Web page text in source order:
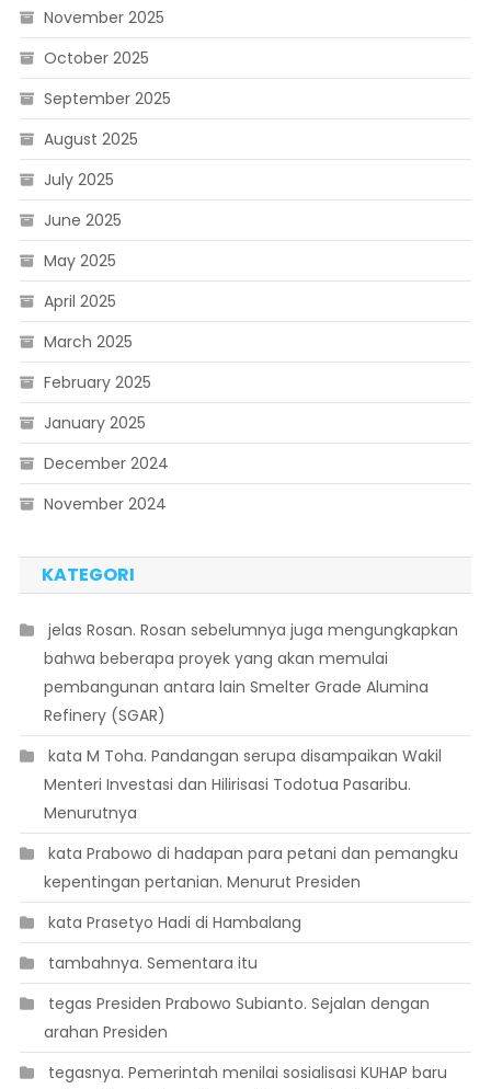
November 2025
October 2025
September 2025
August 2025
July 2025
June 2025
May 2025
April 2025
March 2025
February 2025
January 2025
December 2024
November 2024
KATEGORI
 jelas Rosan. Rosan sebelumnya juga mengungkapkan
bahwa beberapa proyek yang akan memulai
pembangunan antara lain Smelter Grade Alumina
Refinery (SGAR)
 kata M Toha. Pandangan serupa disampaikan Wakil
Menteri Investasi dan Hilirisasi Todotua Pasaribu.
Menurutnya
 kata Prabowo di hadapan para petani dan pemangku
kepentingan pertanian. Menurut Presiden
 kata Prasetyo Hadi di Hambalang
 tambahnya. Sementara itu
 tegas Presiden Prabowo Subianto. Sejalan dengan
arahan Presiden
 tegasnya. Pemerintah menilai sosialisasi KUHAP baru